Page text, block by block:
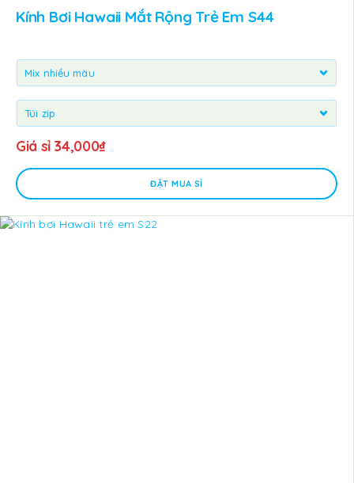
Kính Bơi Hawaii Mắt Rộng Trẻ Em S44
Giá sỉ 34,000₫
ĐẶT MUA SỈ